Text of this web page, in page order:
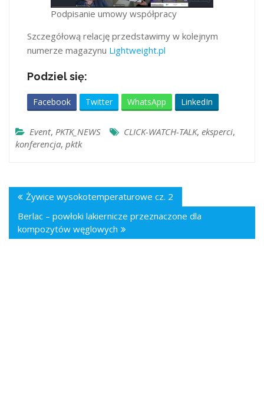
Podpisanie umowy współpracy
Szczegółową relację przedstawimy w kolejnym
numerze magazynu Lightweight.pl
Podziel się:
Facebook Twitter WhatsApp LinkedIn
Event, PKTK_NEWS CLICK-WATCH-TALK, eksperci,
konferencja, pktk
Żywice wysokotemperaturowe cz. 2
Berlac – powłoki lakiernicze przeznaczone dla
kompozytów węglowych